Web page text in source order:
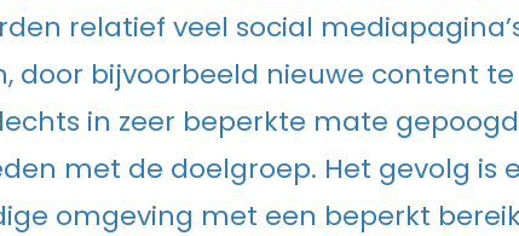
relatief veel social
door bijvoorbeeld nieuwe content
in zeer beperkte mate
met de doelgroep. Het gevolg is
omgeving met een beperkt